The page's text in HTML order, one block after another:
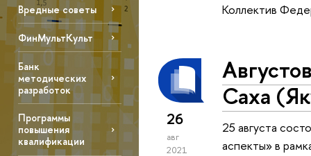
Вредные советы
ФинМультКульт
Банк
методических
разработок
Программы
повышения
квалификации
Коллектив
26
авг
2021
Саха
25 августа
аспекты» в